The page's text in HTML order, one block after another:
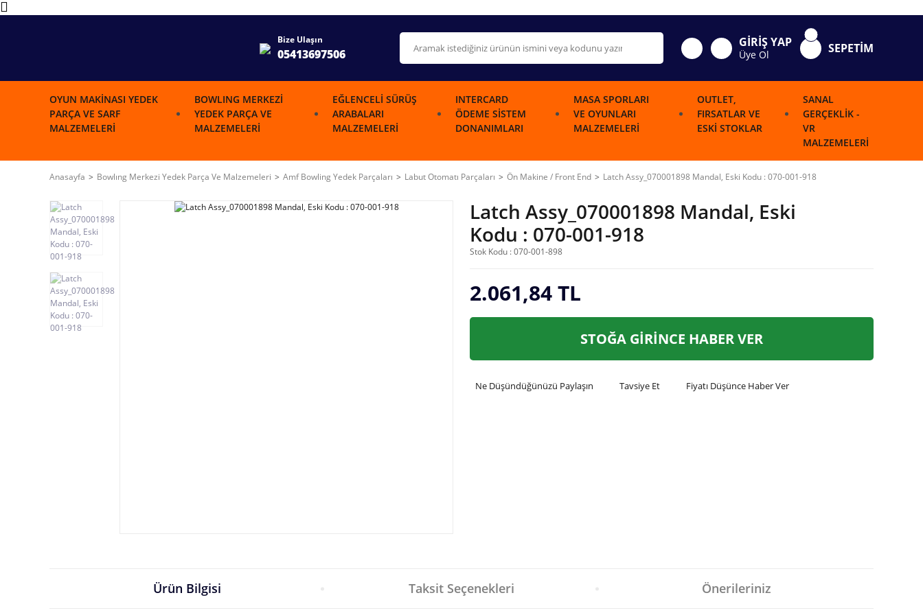
Bize Ulaşın
05413697506
GİRİŞ YAP
Üye Ol SEPETİM
OYUN MAKINASI YEDEK
PARÇA VE SARF
MALZEMELERI
BOWLING MERKEZI
YEDEK PARÇA VE
MALZEMELERI
EĞLENCELI SÜRÜŞ
ARABALARI
MALZEMELERI
INTERCARD
ÖDEME SISTEM
DONANIMLARI
MASA SPORLARI
VE OYUNLARI
MALZEMELERI
OUTLET,
FIRSATLAR VE
ESKI STOKLAR
SANAL
GERÇEKLIK -
VR
MALZEMELERI
Anasayfa Bowlıng Merkezi Yedek Parça Ve Malzemeleri Amf Bowling Yedek Parçaları Labut Otomatı Parçaları Ön Makine / Front End Latch Assy_070001898 Mandal, Eski Kodu : 070-001-918
Latch Assy_070001898 Mandal, Eski
Kodu : 070-001-918
Stok Kodu : 070-001-898
2.061,84 TL
STOĞA GİRİNCE HABER VER
Ne Düşündüğünüzü Paylaşın Tavsiye Et Fiyatı Düşünce Haber Ver
Ürün Bilgisi Taksit Seçenekleri Önerileriniz